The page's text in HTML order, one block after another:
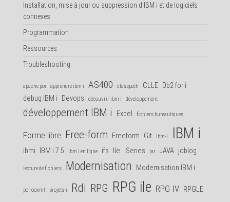
Installation, mise à jour ou suppression d'IBM i et de logiciels
connexes
Programmation
Ressources
Troubleshooting
apache poi apprendre ibm i AS400 classpath CLLE Db2 for i
debug IBM i
Devops découvrir ibm i développement
développement IBM i Excel fichiers bureautiques
Forme libre Free-form Freeform Git ibm-i IBM i
ibmi IBM i 7.5 ibm i en ligne ifs Ile iSeries jar JAVA joblog
lecture de fichiers Modernisation Modernisation IBM i
poi-ooxml projets-i Rdi RPG RPG ile RPG IV RPGLE